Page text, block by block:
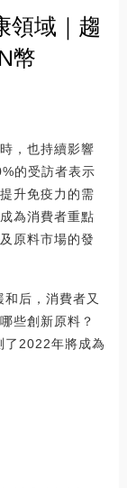
領域｜趨
幣
，也持續影響
的受訪者表示
升免疫力的需
為消費者重點
原料市場的發
后，消費者又
些創新原料？
2022年將成為